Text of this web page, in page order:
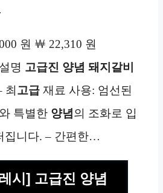
원 ￦ 22,310 원
명 고급진 양념 돼지갈비
최 고급 재료 사용: 엄선된
특별한 양념 의 조화로 입
집니다. – 간편한…
시] 고급진 양념